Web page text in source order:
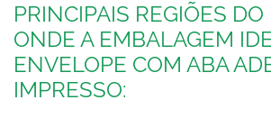
PRINCIPAIS REGIÕES
ONDE A EMBALAGEM
ENVELOPE COM ABA
IMPRESSO: